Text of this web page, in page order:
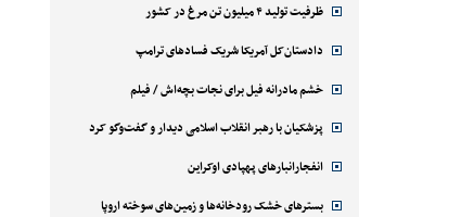
ظرفیت تولید ۴ میلیون تن مرغ در کشور
دادستان‌کل آمریکا شریک فسادهای ترامپ
خشم مادرانه فیل برای نجات بچه‌اش / فیلم
پزشکیان با رهبر انقلاب اسلامی دیدار و گفت‌وگو کرد
انفجارانبارهای پهپادی اوکراین
بسترهای خشک رودخانه‌ها و زمین‌های سوخته اروپا